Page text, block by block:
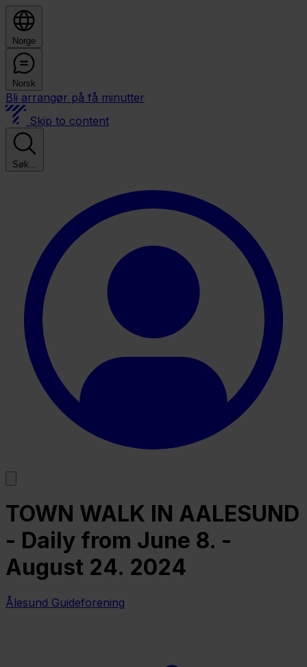
Norge
Norsk
Bli arrangør på få minutter
Skip to content
Søk...
TOWN WALK IN AALESUND
- Daily from June 8. -
August 24. 2024
Ålesund Guideforening